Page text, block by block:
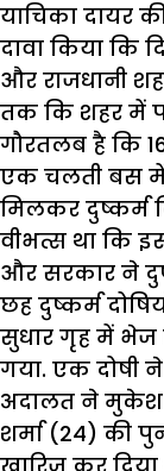
याचिका दायर
दावा किया कि
और राजधानी
तक कि शहर में
गौरतलब है कि
एक चलती बस में
मिलकर दुष्कर्म
वीभत्स था कि
और सरकार ने
छह दुष्कर्म
सुधार गृह में भेज
गया. एक दोषी
अदालत ने मुकेश
शर्मा (24) की